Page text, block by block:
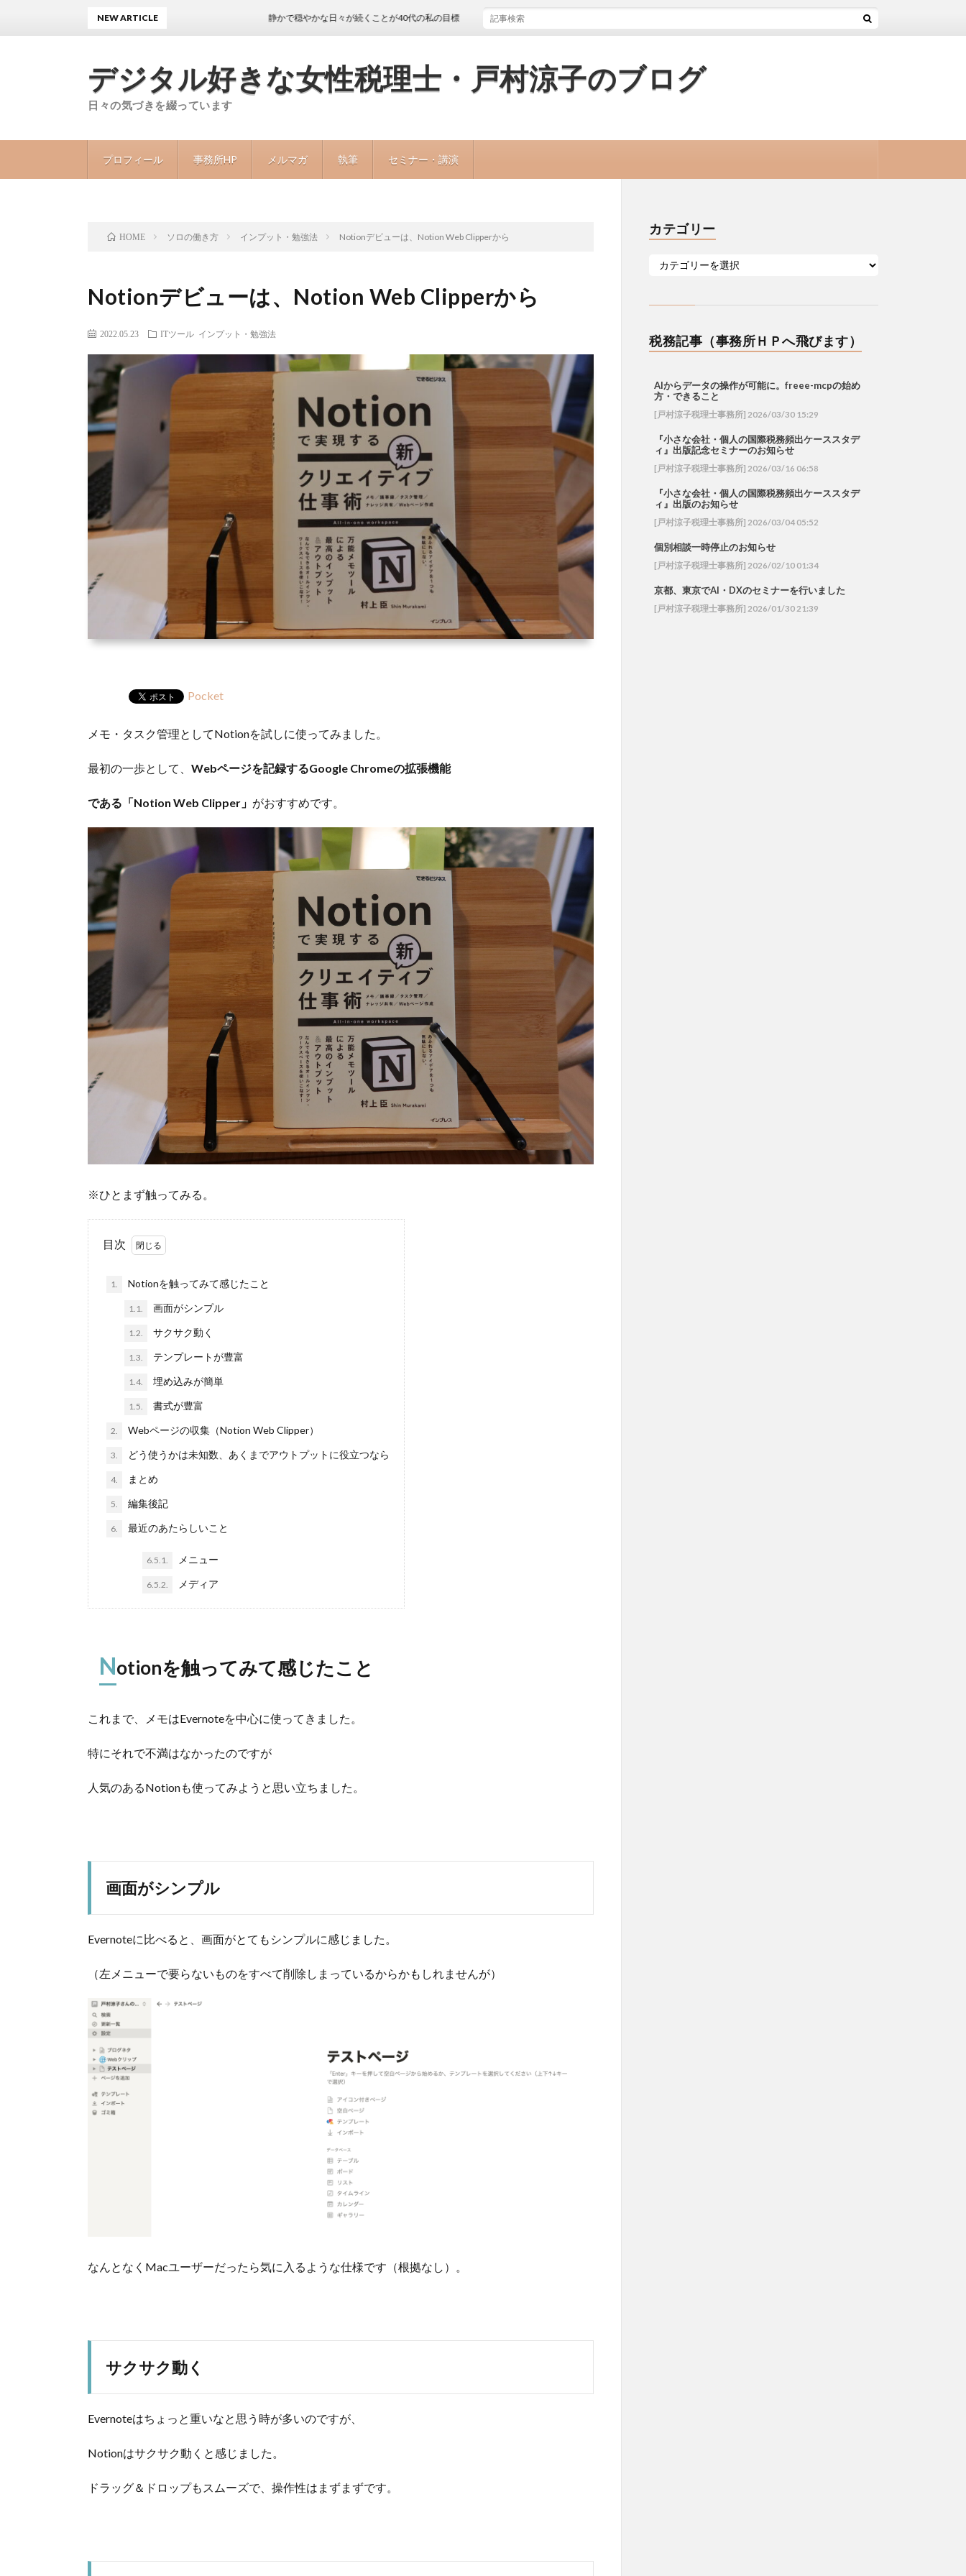
デジタル好きな女性税理士・戸村涼子のブログ
日々の気づきを綴っています
プロフィール 事務所HP メルマガ 執筆 セミナー・講演
NEW ARTICLE 静かで穏やかな日々が続くことが40代の私の目標
HOME ソロの働き方 インプット・勉強法 Notionデビューは、Notion Web Clipperから
Notionデビューは、Notion Web Clipperから
2022.05.23 ITツール インプット・勉強法
Pocket
メモ・タスク管理としてNotionを試しに使ってみました。
最初の一歩として、 Webページを記録するGoogle Chromeの拡張機能
である「Notion Web Clipper」 がおすすめです。
※ひとまず触ってみる。
目次
1. Notionを触ってみて感じたこと
1.1. 画面がシンプル
1.2. サクサク動く
1.3. テンプレートが豊富
1.4. 埋め込みが簡単
1.5. 書式が豊富
2. Webページの収集（Notion Web Clipper）
3. どう使うかは未知数、あくまでアウトプットに役立つなら
4. まとめ
5. 編集後記
6. 最近のあたらしいこと
6.5.1. メニュー
6.5.2. メディア
Notionを触ってみて感じたこと
これまで、メモはEvernoteを中心に使ってきました。
特にそれで不満はなかったのですが
人気のあるNotionも使ってみようと思い立ちました。
画面がシンプル
Evernoteに比べると、画面がとてもシンプルに感じました。
（左メニューで要らないものをすべて削除しまっているからかもしれませんが）
なんとなくMacユーザーだったら気に入るような仕様です（根拠なし）。
サクサク動く
Evernoteはちょっと重いなと思う時が多いのですが、
Notionはサクサク動くと感じました。
ドラッグ＆ドロップもスムーズで、操作性はまずまずです。
カテゴリー
税務記事（事務所ＨＰへ飛びます）
AIからデータの操作が可能に。freee-mcpの始め
方・できること
[戸村涼子税理士事務所] 2026/03/30 15:29
『小さな会社・個人の国際税務頻出ケーススタデ
ィ』出版記念セミナーのお知らせ
[戸村涼子税理士事務所] 2026/03/16 06:58
『小さな会社・個人の国際税務頻出ケーススタデ
ィ』出版のお知らせ
[戸村涼子税理士事務所] 2026/03/04 05:52
個別相談一時停止のお知らせ
[戸村涼子税理士事務所] 2026/02/10 01:34
京都、東京でAI・DXのセミナーを行いました
[戸村涼子税理士事務所] 2026/01/30 21:39